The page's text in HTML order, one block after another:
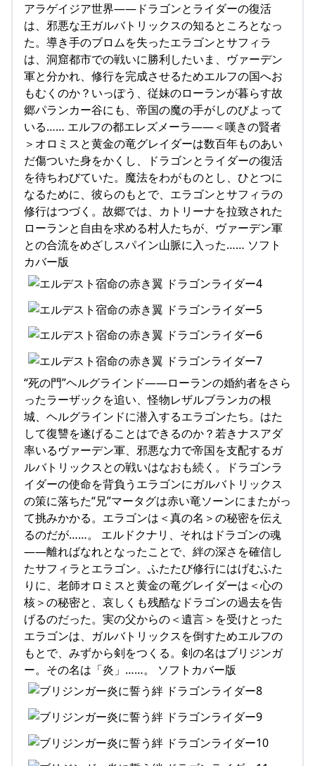
アラゲイジア世界――ドラゴンとライダーの復活
は、邪悪な王ガルバトリックスの知るところとなっ
た。導き手のブロムを失ったエラゴンとサフィラ
は、洞窟都市での戦いに勝利したいま、ヴァーデン
軍と分かれ、修行を完成させるためエルフの国へお
もむくのか？いっぽう、従妹のローランが暮らす故
郷パランカー谷にも、帝国の魔の手がしのびよって
いる…… エルフの都エレズメーラ――＜嘆きの賢者
＞オロミスと黄金の竜グレイダーは数百年ものあい
だ傷ついた身をかくし、ドラゴンとライダーの復活
を待ちわびていた。魔法をわがものとし、ひとつに
なるために、彼らのもとで、エラゴンとサフィラの
修行はつづく。故郷では、カトリーナを拉致された
ローランと自由を求める村人たちが、ヴァーデン軍
との合流をめざしスパイン山脈に入った…… ソフト
カバー版
“死の門”ヘルグラインド――ローランの婚約者をさら
ったラーザックを追い、怪物レザルブランカの根
城、ヘルグラインドに潜入するエラゴンたち。はた
して復讐を遂げることはできるのか？若きナスアダ
率いるヴァーデン軍、邪悪な力で帝国を支配するガ
ルバトリックスとの戦いはなおも続く。ドラゴンラ
イダーの使命を背負うエラゴンにガルバトリックス
の策に落ちた“兄”マータグは赤い竜ソーンにまたがっ
て挑みかかる。エラゴンは＜真の名＞の秘密を伝え
るのだが……。 エルドクナリ、それはドラゴンの魂
――離ればなれとなったことで、絆の深さを確信し
たサフィラとエラゴン。ふたたび修行にはげむふた
りに、老師オロミスと黄金の竜グレイダーは＜心の
核＞の秘密と、哀しくも残酷なドラゴンの過去を告
げるのだった。実の父からの＜遺言＞を受けとった
エラゴンは、ガルバトリックスを倒すためエルフの
もとで、みずから剣をつくる。剣の名はブリジンガ
ー。その名は「炎」……。 ソフトカバー版